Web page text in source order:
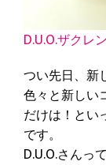
D.U.O.ザクレ
つい先日、新
色々と新しい
だけは！とい
です。
D.U.O.さんっ